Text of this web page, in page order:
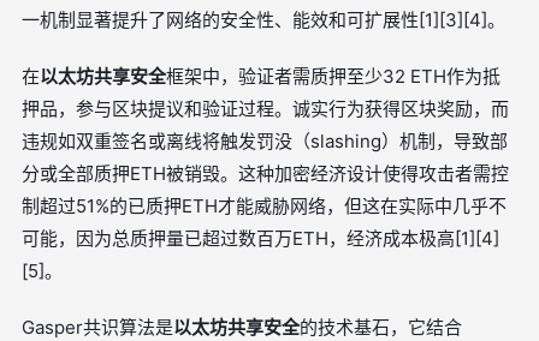
一机制显著提升了网络的安全性、能效和可扩展性[1][3][4]。
在以太坊共享安全框架中，验证者需质押至少32 ETH作为抵
押品，参与区块提议和验证过程。诚实行为获得区块奖励，而
违规如双重签名或离线将触发罚没（slashing）机制，导致部
分或全部质押ETH被销毁。这种加密经济设计使得攻击者需控
制超过51%的已质押ETH才能威胁网络，但这在实际中几乎不
可能，因为总质押量已超过数百万ETH，经济成本极高[1][4]
[5]。
Gasper共识算法是以太坊共享安全的技术基石，它结合